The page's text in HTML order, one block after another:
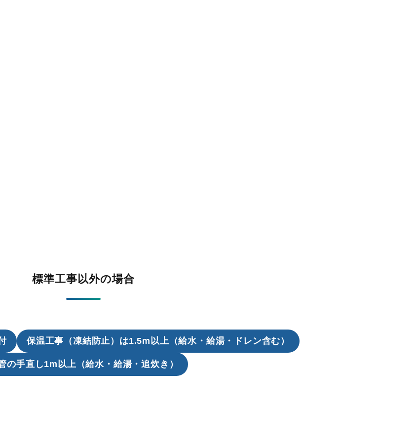
標準工事以外の場合
保温工事（凍結防止）は1.5m以上（給水・給湯・ドレン含む）
の手直し1m以上（給水・給湯・追炊き）